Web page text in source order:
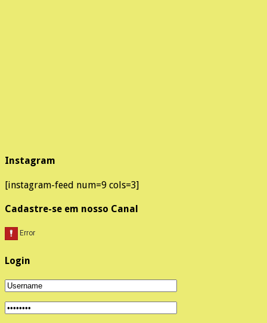
Instagram
[instagram-feed num=9 cols=3]
Cadastre-se em nosso Canal
Login